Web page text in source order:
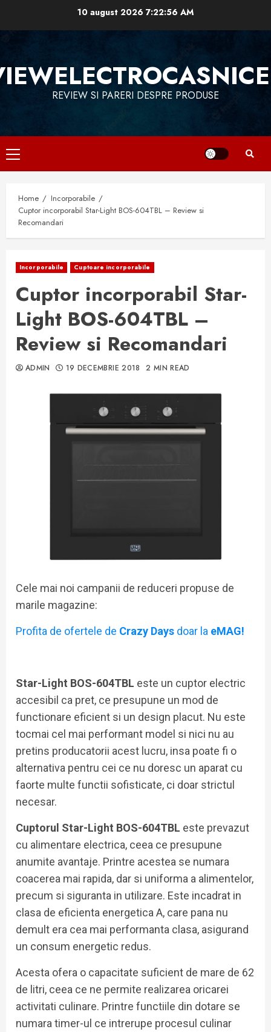
10 august 20267:22:57 AM
REVIEW SI PARERI DESPRE PRODUSE
Primary
Menu
Home
Incorporabile
Cuptor incorporabil Star-Light BOS-604TBL – Review si
Recomandari
Incorporabile Cuptoare incorporabile
Cuptor incorporabil Star-
Light BOS-604TBL –
Review si Recomandari
ADMIN 19 DECEMBRIE 2018 2 MIN READ
Cele mai noi campanii de reduceri propuse de
marile magazine:
Profita de ofertele de Crazy Days doar la eMAG!
Star-Light BOS-604TBL este un cuptor electric
accesibil ca pret, ce presupune un mod de
functionare eficient si un design placut. Nu este
tocmai cel mai performant model si nici nu au
pretins producatorii acest lucru, insa poate fi o
alternativa pentru cei ce nu doresc un aparat cu
faorte multe functii sofisticate, ci doar strictul
necesar.
Cuptorul Star-Light BOS-604TBL este prevazut
cu alimentare electrica, ceea ce presupune
anumite avantaje. Printre acestea se numara
coacerea mai rapida, dar si uniforma a alimentelor,
precum si siguranta in utilizare. Este incadrat in
clasa de eficienta energetica A, care pana nu
demult era cea mai performanta clasa, asigurand
un consum energetic redus.
Acesta ofera o capacitate suficient de mare de 62
de litri, ceea ce ne permite realizarea oricarei
activitati culinare. Printre functiile din dotare se
numara timer-ul ce intrerupe procesul culinar